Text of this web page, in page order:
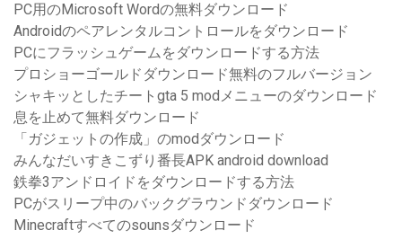
PC用のMicrosoft Wordの無料ダウンロード
Androidのペアレンタルコントロールをダウンロード
PCにフラッシュゲームをダウンロードする方法
プロショーゴールドダウンロード無料のフルバージョン
シャキッとしたチートgta 5 modメニューのダウンロード
息を止めて無料ダウンロード
「ガジェットの作成」のmodダウンロード
みんなだいすきこずり番長APK android download
鉄拳3アンドロイドをダウンロードする方法
PCがスリープ中のバックグラウンドダウンロード
Minecraftすべてのsounsダウンロード